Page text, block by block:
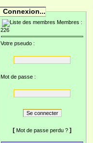
Connexion...
Membres :
226
Votre pseudo :
Mot de passe :
[ Mot de passe perdu ? ]